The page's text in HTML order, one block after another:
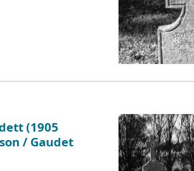
(1905
/ Gaudet